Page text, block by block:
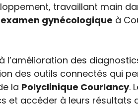
travaillant main
examen gynécologique à
l’amélioration des
des outils connectés qui
la Polyclinique Courlancy.
et accéder à leurs résultats